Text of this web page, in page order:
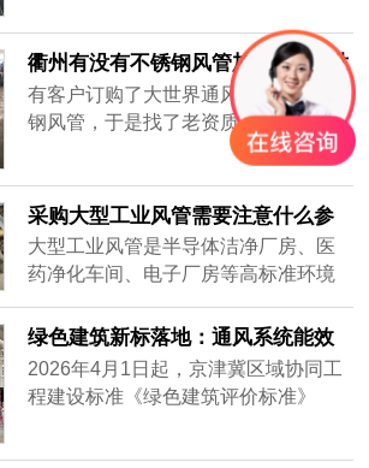
镀锌风管的帮助，有的建筑人口密
集，要全天不停运转，因此白铁皮镀
锌风管质量要好，加强通风效率，避
免损坏。常年做通风工程的客户知道
怎么分辨白铁皮镀锌风管的质量好
坏，而新入行的客户不知道怎么挑质
量好的白铁......
衢州有没有不锈钢风管加工厂-[大世
界通风]
有客户订购了大世界通风生产的不锈
钢风管，于是找了老资质的安装工人
安装，做过工程很多，到工地上一
不一样，同样的尺寸安装的时候，明
显重了不少，而且不会扁，侧弯幅度
很小，说明风管厚实，强度大抗压能
力强，使用寿命肯定很长。
采购大型工业风管需要注意什么参
数？——2026年主流通风设备供应
商对比分析
大型工业风管是半导体洁净厂房、医
药净化车间、电子厂房等高标准环境
的核心基础设施。采购时不仅需要关
注材质、厚度、密封性等硬性参数，
还要评估供应商的加工精度、交付周
期及全流程服务能力。很多用户在搜
绿色建筑新标落地：通风系统能效
纳入强制指标，风管行业迎低碳转
型
2026年4月1日起，京津冀区域协同工
程建设标准《绿色建筑评价标准》